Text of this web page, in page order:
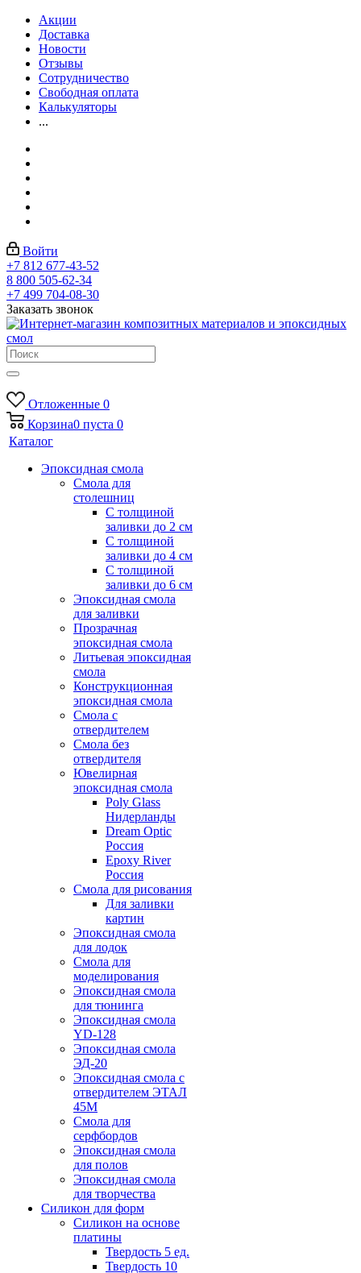
Акции
Доставка
Новости
Отзывы
Сотрудничество
Свободная оплата
Калькуляторы
...
Войти
+7 812 677-43-52
8 800 505-62-34
+7 499 704-08-30
Заказать звонок
Отложенные 0
Корзина0 пуста 0
Каталог
Эпоксидная смола
Смола для
столешниц
С толщиной
заливки до 2 см
С толщиной
заливки до 4 см
С толщиной
заливки до 6 см
Эпоксидная смола
для заливки
Прозрачная
эпоксидная смола
Литьевая эпоксидная
смола
Конструкционная
эпоксидная смола
Смола с
отвердителем
Смола без
отвердителя
Ювелирная
эпоксидная смола
Poly Glass
Нидерланды
Dream Optic
Россия
Epoxy River
Россия
Смола для рисования
Для заливки
картин
Эпоксидная смола
для лодок
Смола для
моделирования
Эпоксидная смола
для тюнинга
Эпоксидная смола
YD-128
Эпоксидная смола
ЭД-20
Эпоксидная смола с
отвердителем ЭТАЛ
45М
Смола для
серфбордов
Эпоксидная смола
для полов
Эпоксидная смола
для творчества
Силикон для форм
Силикон на основе
платины
Твердость 5 ед.
Твердость 10